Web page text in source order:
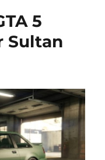
5
Sultan